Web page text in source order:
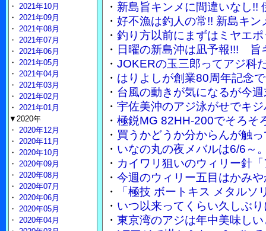
・ 新島旨キンメに間違いなし!!
・ 好不漁は釣人の常!! 新島キ
・ 釣り方以前にまずはミヤエ
・ 日曜の新島沖は凪予報!!! 旨
・ JOKERの玉三郎ってアジ科
・ はりよしが創業80周年記念
・ 台風の動きが気になるが今
・ 宇佐美沖のアジ泳がせでキ
・ 極鋭MG 82HH-200でそろそ
・ 買うかどうか分からんが触
・ いなの丸の夜メバルは6/6～
・ カイワリ狙いのウィリー針
・ 今週のウィリー五目はかみ
・
「極技 ボートキス メタル
・ いつ以来ってくらい久しぶ
・ 東京湾のアジは年中美味し
・ 2021年10月
・ 2021年09月
・ 2021年08月
・ 2021年07月
・ 2021年06月
・ 2021年05月
・ 2021年04月
・ 2021年03月
・ 2021年02月
・ 2021年01月
▼2020年
・ 2020年12月
・ 2020年11月
・ 2020年10月
・ 2020年09月
・ 2020年08月
・ 2020年07月
・ 2020年06月
・ 2020年05月
・ 2020年04月